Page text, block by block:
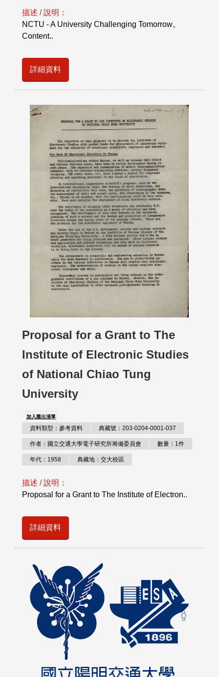
描述 / 說明：
NCTU - A University Challenging Tomorrow。
Content..
詳細資料
Proposal for a Grant to The
Institute of Electronic Studies
of National Chiao Tung
University
加入匯出清單
資料類型：參考資料 典藏號：203-0204-0001-037
作者：國立交通大學電子研究所籌備委員會 數量：1件
年代：1958 典藏地：交大校區
描述 / 說明：
Proposal for a Grant to The Institute of Electron..
詳細資料